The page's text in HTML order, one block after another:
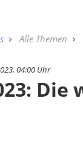
Alle Themen
04:00 Uhr